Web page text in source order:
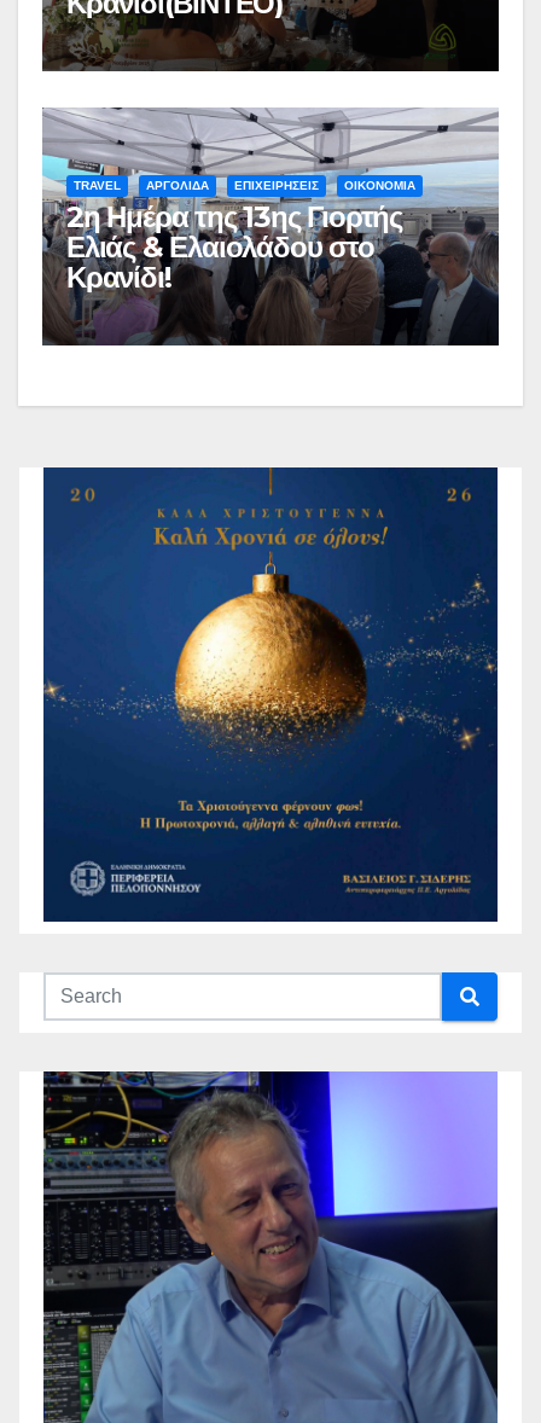
TRAVEL ΑΡΓΟΛΙΔΑ ΕΠΙΧΕΙΡΗΣΕΙΣ ΟΙΚΟΝΟΜΙΑ
2η Ημέρα της 13ης Γιορτής
Ελιάς & Ελαιολάδου στο
Κρανίδι!